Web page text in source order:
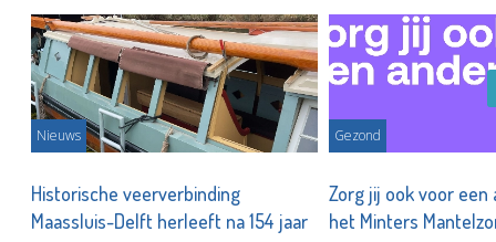
Nieuws
Historische veerverbinding
Maassluis-Delft herleeft na 154 jaar
Gezond
Zorg jij ook voor een
het Minters